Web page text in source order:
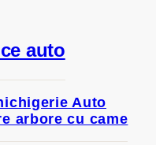
auto
Auto
arbore cu came